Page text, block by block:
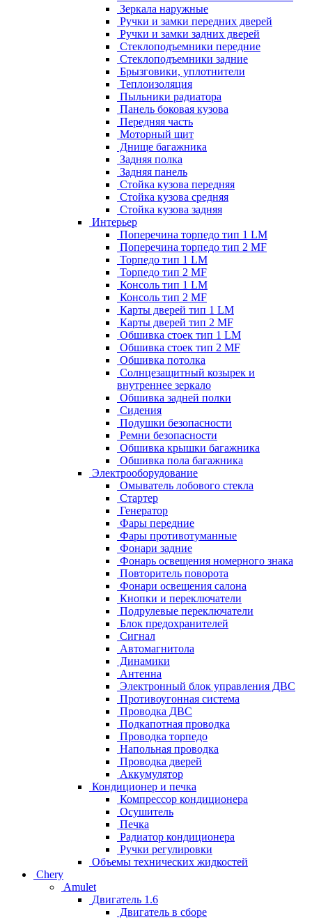
Зеркала наружные
Ручки и замки передних дверей
Ручки и замки задних дверей
Стеклоподъемники передние
Стеклоподъемники задние
Брызговики, уплотнители
Теплоизоляция
Пыльники радиатора
Панель боковая кузова
Передняя часть
Моторный щит
Днище багажника
Задняя полка
Задняя панель
Стойка кузова передняя
Стойка кузова средняя
Стойка кузова задняя
Интерьер
Поперечина торпедо тип 1 LM
Поперечина торпедо тип 2 MF
Торпедо тип 1 LM
Торпедо тип 2 MF
Консоль тип 1 LM
Консоль тип 2 MF
Карты дверей тип 1 LM
Карты дверей тип 2 MF
Обшивка стоек тип 1 LM
Обшивка стоек тип 2 MF
Обшивка потолка
Солнцезащитный козырек и
внутреннее зеркало
Обшивка задней полки
Сидения
Подушки безопасности
Ремни безопасности
Обшивка крышки багажника
Обшивка пола багажника
Электрооборудование
Омыватель лобового стекла
Стартер
Генератор
Фары передние
Фары противотуманные
Фонари задние
Фонарь освещения номерного знака
Повторитель поворота
Фонари освещения салона
Кнопки и переключатели
Подрулевые переключатели
Блок предохранителей
Сигнал
Автомагнитола
Динамики
Антенна
Электронный блок управления ДВС
Противоугонная система
Проводка ДВС
Подкапотная проводка
Проводка торпедо
Напольная проводка
Проводка дверей
Аккумулятор
Кондиционер и печка
Компрессор кондиционера
Осушитель
Печка
Радиатор кондиционера
Ручки регулировки
Объемы технических жидкостей
Chery
Amulet
Двигатель 1.6
Двигатель в сборе